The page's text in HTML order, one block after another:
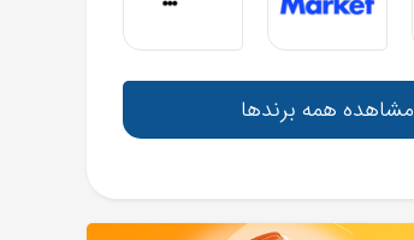
مشاهده همه برندها